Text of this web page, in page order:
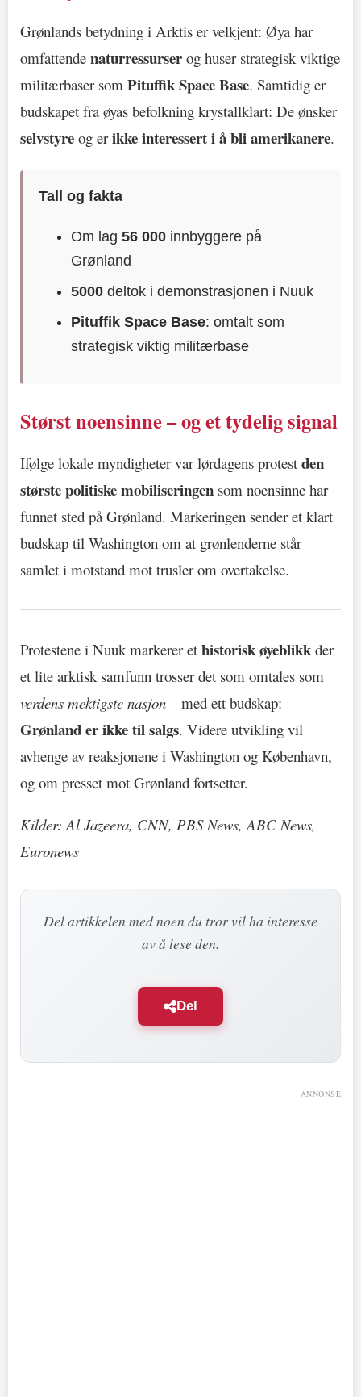
Grønlands betydning i Arktis er velkjent: Øya har
omfattende naturressurser og huser strategisk viktige
militærbaser som Pituffik Space Base. Samtidig er
budskapet fra øyas befolkning krystallklart: De ønsker
selvstyre og erikke interessert i å bli amerikanere.
Tall og fakta
Om lag56 000 innbyggere på
Grønland
5000 deltok i demonstrasjonen i Nuuk
Pituffik Space Base: omtalt som
strategisk viktig militærbase
Størst noensinne – og et tydelig signal
Ifølge lokale myndigheter var lørdagens protest den
største politiske mobiliseringen som noensinne har
funnet sted på Grønland. Markeringen sender et klart
budskap til Washington om at grønlenderne står
samlet i motstand mot trusler om overtakelse.
Protestene i Nuuk markerer et historisk øyeblikkder
et lite arktisk samfunn trosser det som omtales som
verdens mektigste nasjon – med ett budskap:
Grønland er ikke til salgs. Videre utvikling vil
avhenge av reaksjonene i Washington og København,
og om presset mot Grønland fortsetter.
Kilder: Al Jazeera, CNN, PBS News, ABC News,
Euronews
Del artikkelen med noen du tror vil ha interesse
av å lese den.
Del
ANNONSE